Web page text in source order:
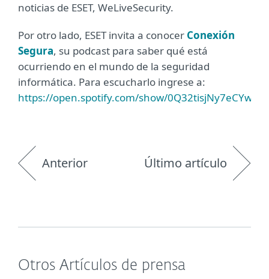
noticias de ESET, WeLiveSecurity.
Por otro lado, ESET invita a conocer Conexión
Segura, su podcast para saber qué está
ocurriendo en el mundo de la seguridad
informática. Para escucharlo ingrese a:
https://open.spotify.com/show/
Anterior Último artículo
Otros Artículos de prensa